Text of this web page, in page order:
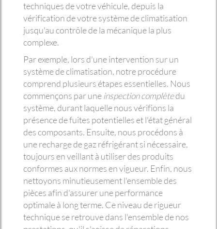
techniques de votre véhicule, depuis la
vérification de votre système de climatisation
jusqu'au contrôle de la mécanique la plus
complexe.
Par exemple, lors d'une intervention sur un
système de climatisation, notre procédure
comprend plusieurs étapes essentielles. Nous
commençons par une inspection complètedu
système, durant laquelle nous vérifions la
présence de fuites potentielles et l'état général
des composants. Ensuite, nous procédons à
une recharge de gaz réfrigérant si nécessaire,
toujours en veillant à utiliser des produits
conformes aux normes en vigueur. Enfin, nous
nettoyons minutieusement l'ensemble des
pièces afin d'assurer une performance
optimale à long terme. Ce niveau de rigueur
technique se retrouve dans l'ensemble de nos